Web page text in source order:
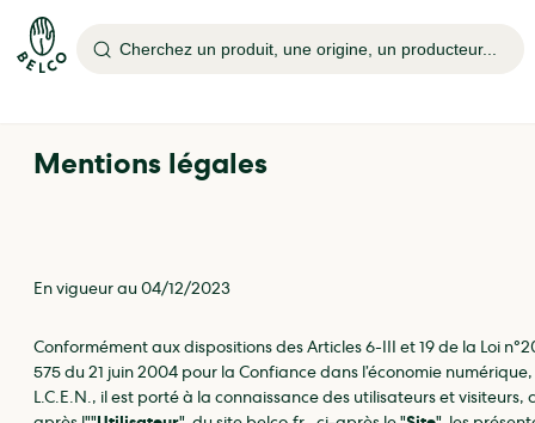
Cherchez un produit, une origine, un producteur...
Mentions légales
En vigueur au 04/12/2023
Conformément aux dispositions des Articles 6-III et 19 de la Loi
575 du 21 juin 2004 pour la Confiance dans l’économie
L.C.E.N., il est porté à la connaissance des utilisateurs et visiteurs,